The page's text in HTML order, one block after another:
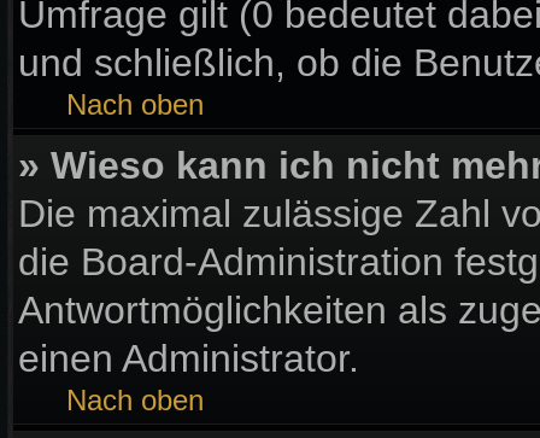
Umfrage gilt (0 bedeutet
und schließlich, ob die
Nach oben
» Wieso kann ich nicht
Die maximal zulässige Zahl
die Board-Administration
Antwortmöglichkeiten als
einen Administrator.
Nach oben